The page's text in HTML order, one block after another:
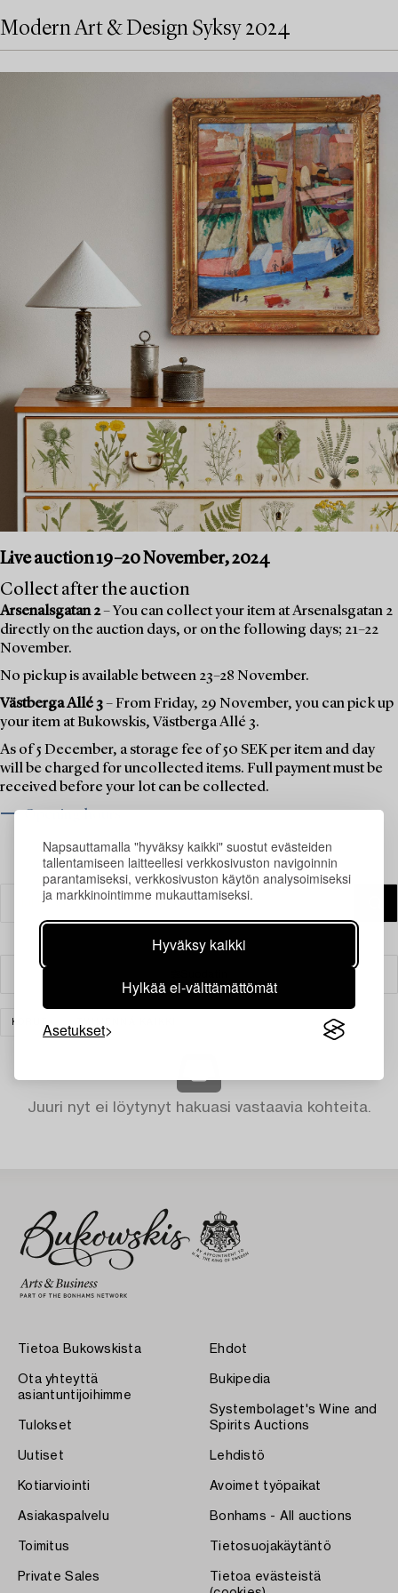
Napsauttamalla "hyväksy kaikki" suostut evästeiden
tallentamiseen laitteellesi verkkosivuston navigoinnin
parantamiseksi, verkkosivuston käytön analysoimiseksi
ja markkinointimme mukauttamiseksi.
Hyväksy kaikki
Hylkää ei-välttämättömät
Asetukset
Modern Art & Design Syksy 2024
Live auction 19–20 November, 2024
Collect after the auction
Arsenalsgatan 2– You can collect your item at Arsenalsgatan 2
directly on the auction days, or on the following days; 21–22
November.
No pickup is available between 23–28 November.
Västberga Allé 3– From Friday, 29 November, you can pick up
your item at Bukowskis, Västberga Allé 3.
As of 5 December, a storage fee of 50 SEK per item and day
will be charged for uncollected items. Full payment must be
received before your lot can be collected.
⟶ Opening hours
KORUT
Juuri nyt ei löytynyt hakuasi vastaavia kohteita.
Tietoa Bukowskista
Ota yhteyttä
asiantuntijoihimme
Tulokset
Uutiset
Kotiarviointi
Asiakaspalvelu
Toimitus
Private Sales
Ehdot
Bukipedia
Systembolaget's Wine and
Spirits Auctions
Lehdistö
Avoimet työpaikat
Bonhams - All auctions
Tietosuojakäytäntö
Tietoa evästeistä